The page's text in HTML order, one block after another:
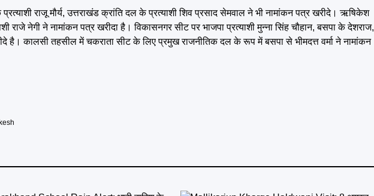
राजू मौर्य, उत्तराखंड क्रांति दल के प्रत्याशी शिव प्रसाद सेमवाल ने भी नामांकन पत्र खरीदे। ऋषिकेश
राजे नेगी ने नामांकन पत्र खरीदा है। विकासनगर सीट पर भाजपा प्रत्याशी मुन्ना सिंह चौहान, बसपा के देशराज,
है। कालसी तहसील में चकराता सीट के लिए प्रमुख राजनीतिक दल के रूप में बसपा से भीमदत्त वर्मा ने नामांकन